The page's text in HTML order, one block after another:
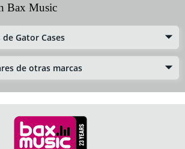
Bax Music
Gator Cases
de otras marcas